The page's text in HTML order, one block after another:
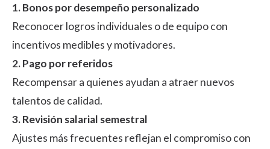
1. Bonos por desempeño personalizado
Reconocer logros individuales o de equipo con
incentivos medibles y motivadores.
2. Pago por referidos
Recompensar a quienes ayudan a atraer nuevos
talentos de calidad.
3. Revisión salarial semestral
Ajustes más frecuentes reflejan el compromiso con